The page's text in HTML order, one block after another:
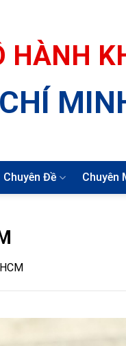
HÀNH
Chuyên Đề Chuyên